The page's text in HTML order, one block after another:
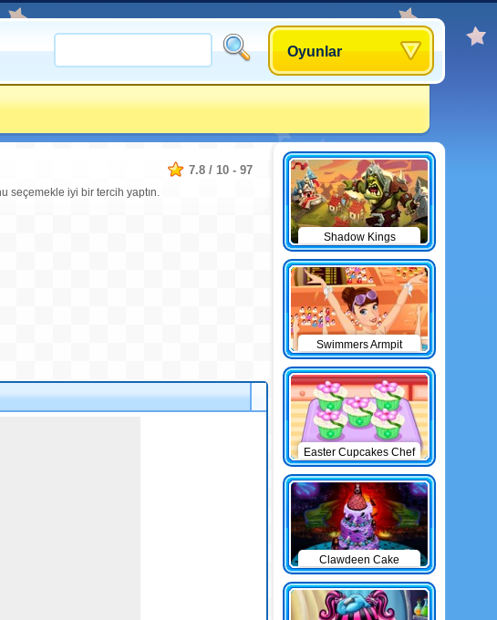
Oyunlar
7.8 / 10 - 97
seçemekle iyi bir tercih yaptın.
Shadow Kings
Swimmers Armpit
Easter Cupcakes Chef
Clawdeen Cake